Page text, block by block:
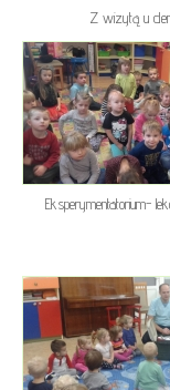
Z wizytą u
Eksperymentatorium-